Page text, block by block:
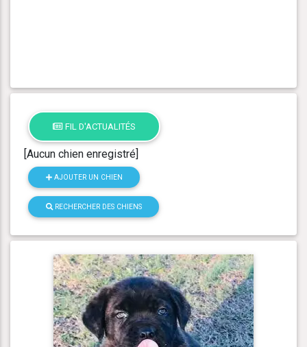
FIL D'ACTUALITÉS
[Aucun chien enregistré]
AJOUTER UN CHIEN
RECHERCHER DES CHIENS